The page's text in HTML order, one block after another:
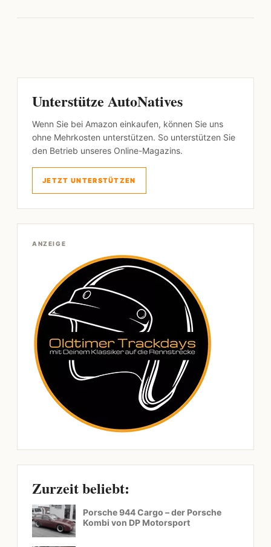
Unterstütze AutoNatives
Wenn Sie bei Amazon einkaufen, können Sie uns
ohne Mehrkosten unterstützen. So unterstützen Sie
den Betrieb unseres Online-Magazins.
JETZT UNTERSTÜTZEN
ANZEIGE
Zurzeit beliebt:
Porsche 944 Cargo – der Porsche
Kombi von DP Motorsport